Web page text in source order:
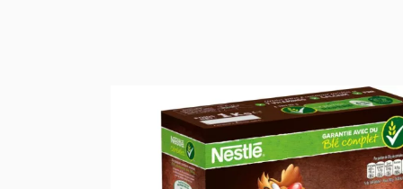
जैविक चॉकलेट और
जैविक शर्करा,
जैविक स्वच्छता और
जैविक चेहरे की